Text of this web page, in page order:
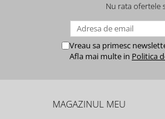
Nu rata ofertele
Vreau sa primesc
Afla mai multe in Politica
MAGAZINUL MEU